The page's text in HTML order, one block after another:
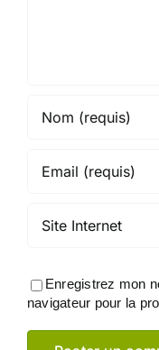
Enregistrez mon
navigateur pour la